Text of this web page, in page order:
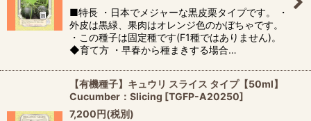
絞り込む
■特長 ・日本でメジャーな黒皮栗タイプです。 ・
外皮は黒緑、果肉はオレンジ色のかぼちゃです。
・この種子は固定種です(F1種ではありません)。
◆育て方 ・早春から種まきする場合…
【有機種子】キュウリ スライス タイプ【50ml】
Cucumber：Slicing [TGFP-A20250]
7,200円(税別)